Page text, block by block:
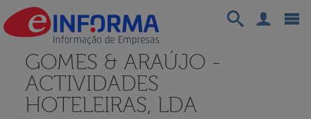
GOMES & ARAÚJO -
ACTIVIDADES
HOTELEIRAS, LDA